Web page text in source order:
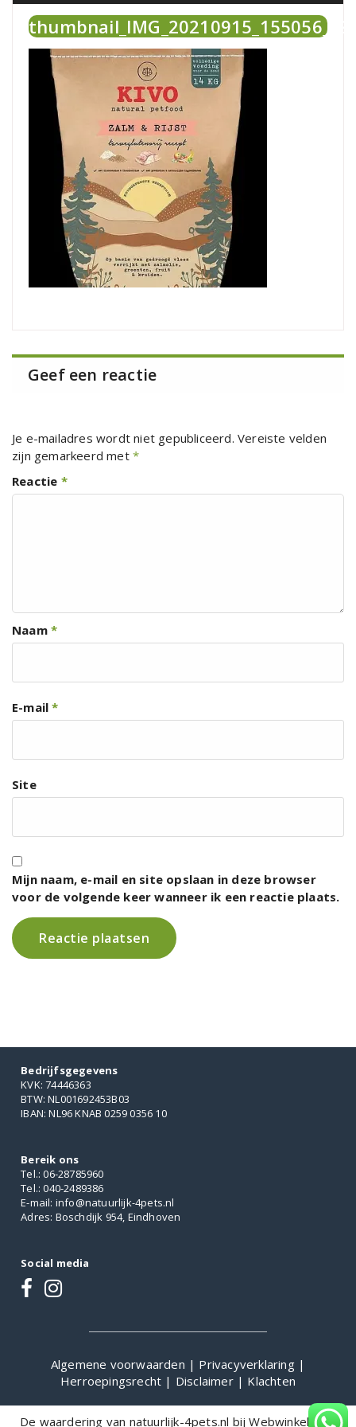
Geef een reactie
Je e-mailadres wordt niet gepubliceerd. Vereiste velden
zijn gemarkeerd met *
Reactie *
Naam *
E-mail*
Site
Mijn naam, e-mail en site opslaan in deze browser
voor de volgende keer wanneer ik een reactie plaats.
Bedrijfsgegevens
KVK: 74446363
BTW: NL001692453B03
IBAN: NL96 KNAB 0259 0356 10
Bereik ons
Tel.: 06-28785960
Tel.: 040-2489386
E-mail: info@natuurlijk-4pets.nl
Adres: Boschdijk 954, Eindhoven
Social media
Algemene voorwaarden | Privacyverklaring |
Herroepingsrecht | Disclaimer | Klachten
De waardering van natuurlijk-4pets.nl bijWebwinkelKeur